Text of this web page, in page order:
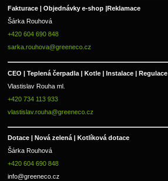
Fakturace | Objednávky e-shop |
Reklamace
Šárka Rouhová
+420 604 690 848
sarka.rouhova@greeneco.cz
CEO | Teplená čerpadla | Kotle | Instalace | Regulace
Vlastislav Rouha ml.
+420 734 113 933
vlastislav.rouha@greeneco.cz
Dotace | Nová zelená | Kotlíková dotace
Šárka Rouhová
+420 604 690 848
info@greeneco.cz